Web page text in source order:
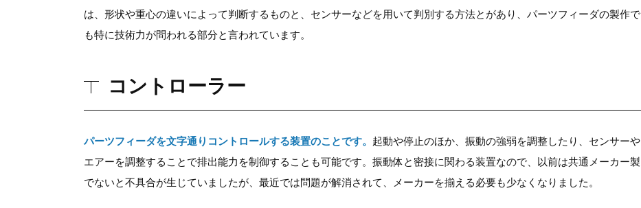
は、形状や重心の違いによって判断するものと、センサーなどを用いて判別する方法とがあり、パーツフィーダの製作で
も特に技術力が問われる部分と言われています。
コントローラー
パーツフィーダを文字通りコントロールする装置のことです。 起動や停止のほか、振動の強弱を調整したり、センサーや
エアーを調整することで排出能力を制御することも可能です。振動体と密接に関わる装置なので、以前は共通メーカー製
でないと不具合が生じていましたが、最近では問題が解消されて、メーカーを揃える必要も少なくなりました。